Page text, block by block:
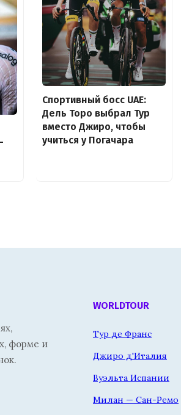
Спортивный босс UAE:
Дель Торо выбрал Тур
вместо Джиро, чтобы
учиться у Погачара
форме и
WORLDTOUR
Тур де Франс
Джиро д'Италия
Вуэльта Испании
Милан — Сан-Ремо